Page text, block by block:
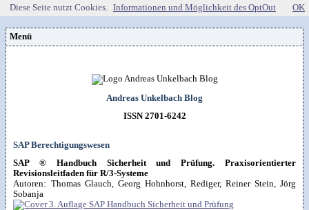
Menü
RSS-Feed
Artikelsuche
SmartHome
SmartWatch
VG Wort
Kästner für Kinder
Danke & Transparenz
Spendenübersicht
Impressum &Datenschutzerklärung
Andreas Unkelbach Blog
ISSN 2701-6242
SAP Berechtigungswesen
SAP ® Handbuch Sicherheit und Prüfung. Praxisorientierter
Revisionsleitfaden für R/3-Systeme
Autoren: Thomas Glauch, Georg Hohnhorst, Rediger, Reiner Stein, Jörg
Sobanja
Diese Seite nutzt Cookies. Informationen und Möglichkeit des OptOut OK